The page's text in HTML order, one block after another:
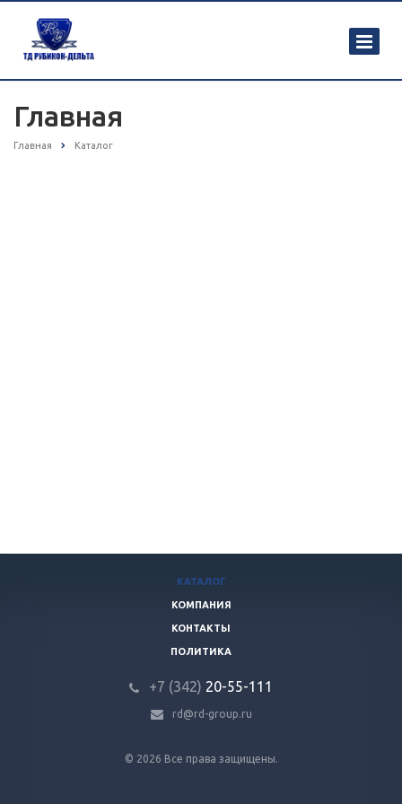
Главная
Главная Каталог
© 2026 Все права защищены.
КАТАЛОГ
КОМПАНИЯ
КОНТАКТЫ
ПОЛИТИКА
+7 (342) 20-55-111
rd@rd-group.ru